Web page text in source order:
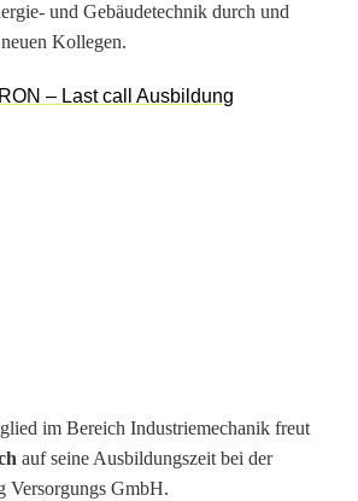
und Gebäudetechnik durch und
Kollegen.
im Bereich Industriemechanik freut
auf seine Ausbildungszeit bei der
Versorgungs GmbH.